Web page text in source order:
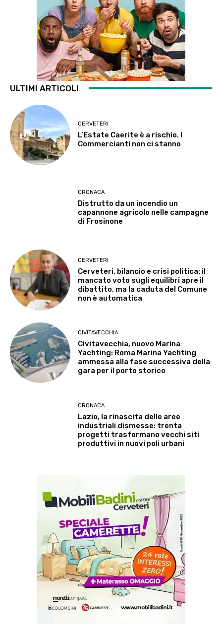
ULTIMI ARTICOLI
CERVETERI
L’Estate Caerite è a rischio. I
Commercianti non ci stanno
CRONACA
Distrutto da un incendio un
capannone agricolo nelle campagne
di Frosinone
CERVETERI
Cerveteri, bilancio e crisi politica: il
mancato voto sugli equilibri apre il
dibattito, ma la caduta del Comune
non è automatica
CIVITAVECCHIA
Civitavecchia, nuovo Marina
Yachting: Roma Marina Yachting
ammessa alla fase successiva della
gara per il porto storico
CRONACA
Lazio, la rinascita delle aree
industriali dismesse: trenta
progetti trasformano vecchi siti
produttivi in nuovi poli urbani